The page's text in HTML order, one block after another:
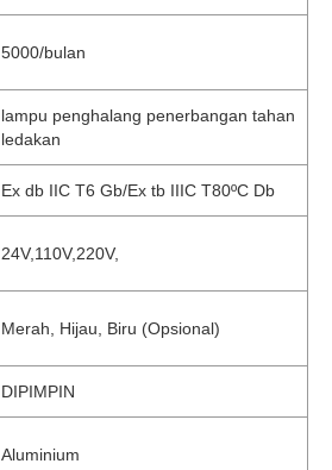
5000/bulan
lampu penghalang penerbangan tahan
ledakan
Ex db IIC T6 Gb/Ex tb IIIC T80ºC Db
24V,110V,220V,
Merah, Hijau, Biru (Opsional)
DIPIMPIN
Aluminium